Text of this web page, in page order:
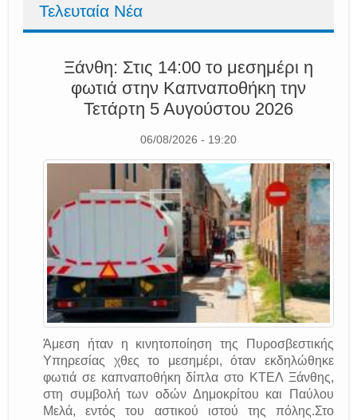
Τελευταία Νέα
Ξάνθη: Στις 14:00 το μεσημέρι η
φωτιά στην Καπναποθήκη την
Τετάρτη 5 Αυγούστου 2026
06/08/2026 - 19:20
Άμεση ήταν η κινητοποίηση της Πυροσβεστικής
Υπηρεσίας χθες το μεσημέρι, όταν εκδηλώθηκε
φωτιά σε καπναποθήκη δίπλα στο ΚΤΕΛ Ξάνθης,
στη συμβολή των οδών Δημοκρίτου και Παύλου
Μελά, εντός του αστικού ιστού της πόλης.Στο